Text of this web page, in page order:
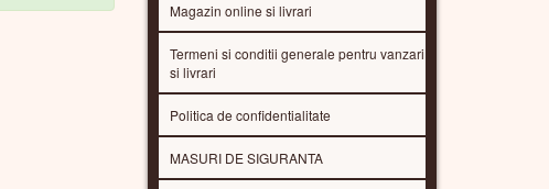
Magazin online si livrari
Termeni si conditii generale pentru vanzari
si livrari
Politica de confidentialitate
MASURI DE SIGURANTA